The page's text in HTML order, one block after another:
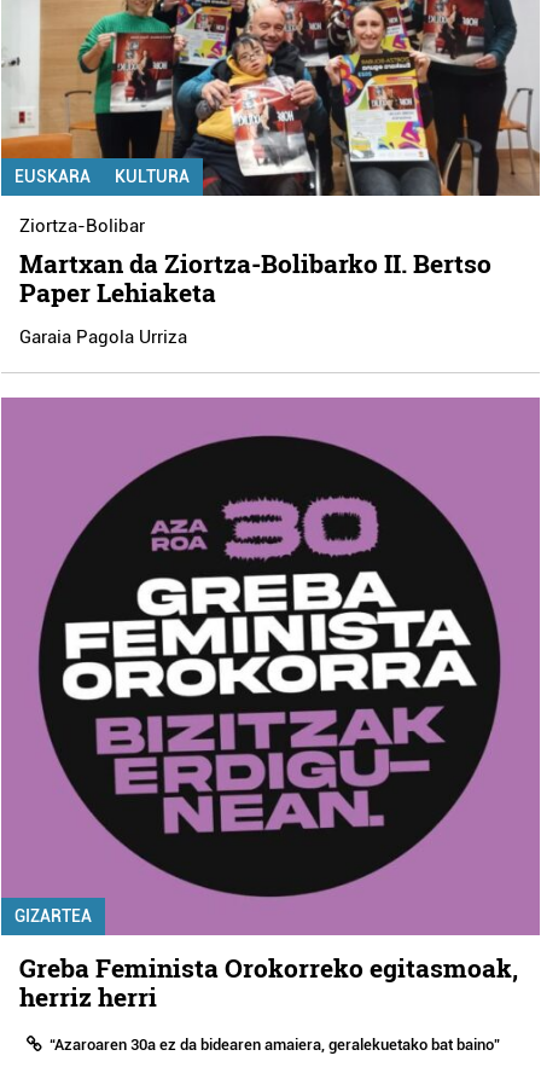
EUSKARA KULTURA
Ziortza-Bolibar
Martxan da Ziortza-Bolibarko II. Bertso
Paper Lehiaketa
Garaia Pagola Urriza
GIZARTEA
Greba Feminista Orokorreko egitasmoak,
herriz herri
“Azaroaren 30a ez da bidearen amaiera, geralekuetako bat baino”